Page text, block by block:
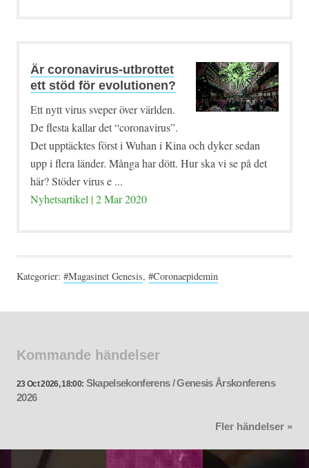
Är coronavirus-utbrottet
ett stöd för evolutionen?
Ett nytt virus sveper över världen.
De flesta kallar det “coronavirus”.
Det upptäcktes först i Wuhan i Kina och dyker sedan
upp i flera länder. Många har dött. Hur ska vi se på det
här? Stöder virus e ...
Nyhetsartikel | 2 Mar 2020
Kategorier: #Magasinet Genesis, #Coronaepidemin
Kommande händelser
23 Oct 2026, 18:00: Skapelsekonferens / Genesis Årskonferens
2026
Fler händelser »